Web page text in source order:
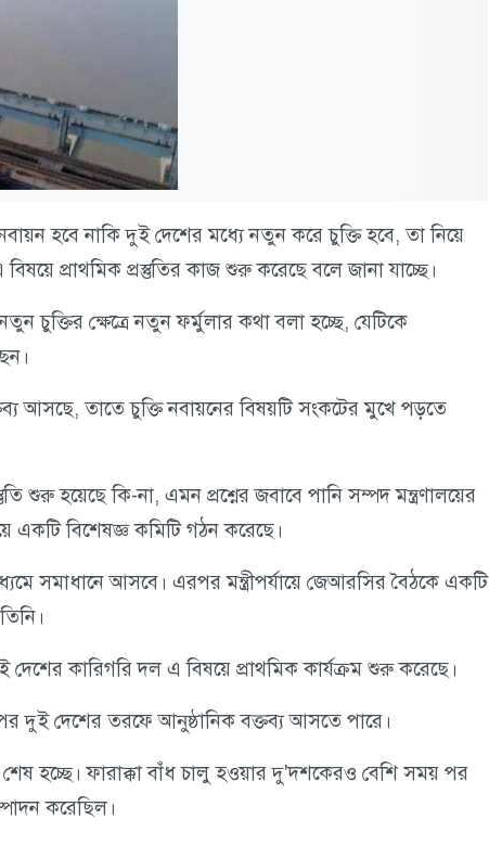
হবে নাকি দুই দেশের মধ্যে নতুন করে চুক্তি হবে, তা নিয়ে
প্রাথমিক প্রস্তুতির কাজ শুরু করেছে বলে জানা যাচ্ছে।
চুক্তির ক্ষেত্রে নতুন ফর্মুলার কথা বলা হচ্ছে, যেটিকে
আসছে, তাতে চুক্তি নবায়নের বিষয়টি সংকটের মুখে পড়তে
শুরু হয়েছে কি-না, এমন প্রশ্নের জবাবে পানি সম্পদ মন্ত্রণালয়ের
একটি বিশেষজ্ঞ কমিটি গঠন করেছে।
সমাধানে আসবে। এরপর মন্ত্রীপর্যায়ে জেআরসির বৈঠকে একটি
কারিগরি দল এ বিষয়ে প্রাথমিক কার্যক্রম শুরু করেছে।
দুই দেশের তরফে আনুষ্ঠানিক বক্তব্য আসতে পারে।
শেষ হচ্ছে। ফারাক্কা বাঁধ চালু হওয়ার দু'দশকেরও বেশি সময় পর
করেছিল।